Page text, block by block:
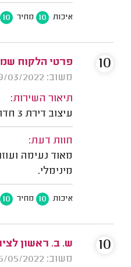
איכות 10 מחיר 10
פרטי הלקוח
משוב: 19/03/2022
תיאור השירות:
עיצוב דירת 3 חדרים.
חוות דעת:
מאוד נעימה
מינימלי.
איכות 10 מחיר 10
10
ש. ב. ראשון
משוב: 15/05/2022
10